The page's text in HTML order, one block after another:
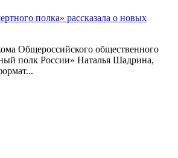
полка» рассказала о новых
Общероссийского общественного
полк России» Наталья Шадрина,